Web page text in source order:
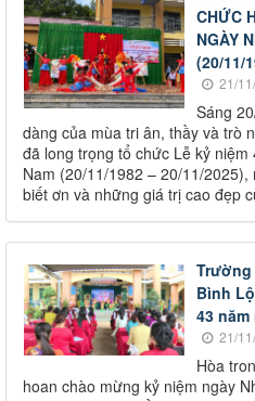
CHỨC
NGÀY
(20/11/
21/
Sáng
dàng của mùa tri ân, thầy và trò
đã long trọng tổ chức Lễ kỷ
Nam (20/11/1982 – 20/11/
biết ơn và những giá trị cao đẹp
Bình
43
21/
Hòa
hoan chào mừng kỷ niệm ngày